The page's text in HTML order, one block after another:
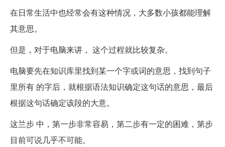
在日常生活中也经常会有这种情况，大多数小孩都能理解
其意思。
但是，对于电脑来讲， 这个过程就比较复杂。
电脑要先在知识库里找到某一个字或词的意思，找到句子
里所有 的字后，就根据语法知识确定这句话的意思，最后
根据这句话确定该段的大意。
这兰步 中，第一步非常容易，第二步有一定的困难，第步
目前可说几乎不可能。